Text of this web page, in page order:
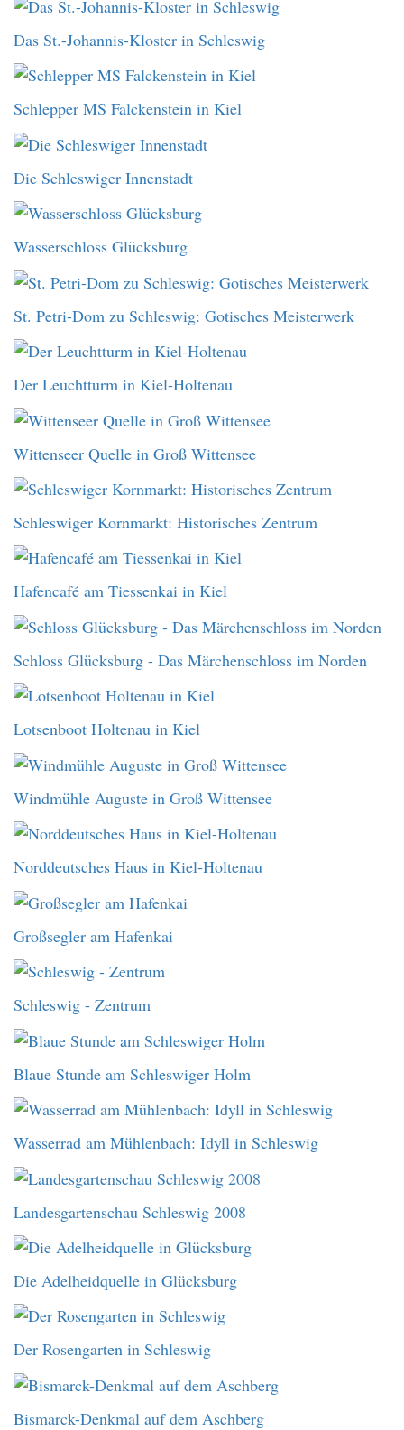
Das St.-Johannis-Kloster in Schleswig
Schlepper MS Falckenstein in Kiel
Die Schleswiger Innenstadt
Wasserschloss Glücksburg
St. Petri-Dom zu Schleswig: Gotisches Meisterwerk
Der Leuchtturm in Kiel-Holtenau
Wittenseer Quelle in Groß Wittensee
Schleswiger Kornmarkt: Historisches Zentrum
Hafencafé am Tiessenkai in Kiel
Schloss Glücksburg - Das Märchenschloss im Norden
Lotsenboot Holtenau in Kiel
Windmühle Auguste in Groß Wittensee
Norddeutsches Haus in Kiel-Holtenau
Großsegler am Hafenkai
Schleswig - Zentrum
Blaue Stunde am Schleswiger Holm
Wasserrad am Mühlenbach: Idyll in Schleswig
Landesgartenschau Schleswig 2008
Die Adelheidquelle in Glücksburg
Der Rosengarten in Schleswig
Bismarck-Denkmal auf dem Aschberg